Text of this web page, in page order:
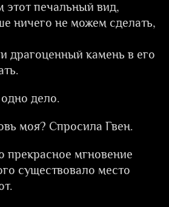
этот печальный вид,
ничего не можем сделать,
драгоценный камень в его
дело.
моя? Спросила Гвен.
мгновение
существовало место